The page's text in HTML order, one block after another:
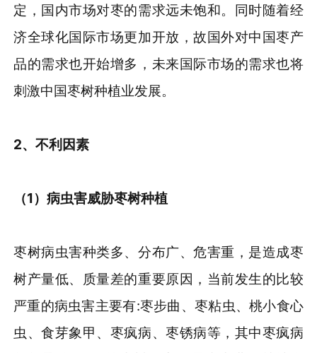
定，国内市场对枣的需求远未饱和。同时随着经
济全球化国际市场更加开放，故国外对中国枣产
品的需求也开始增多，未来国际市场的需求也将
刺激中国枣树种植业发展。
2、不利因素
（1）病虫害威胁枣树种植
枣树病虫害种类多、分布广、危害重，是造成枣
树产量低、质量差的重要原因，当前发生的比较
严重的病虫害主要有:枣步曲、枣粘虫、桃小食心
虫、食芽象甲、枣疯病、枣锈病等，其中枣疯病